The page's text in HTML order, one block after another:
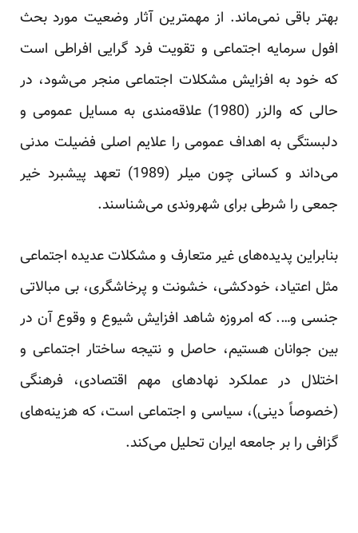
بهتر باقی نمی‌ماند. از مهمترین آثار وضعیت مورد بحث
افول سرمایه اجتماعی و تقویت فرد گرایی افراطی است
که خود به افزایش مشکلات اجتماعی منجر می‌شود، در
حالی که والزر (1980) علاقه‌مندی به مسایل عمومی و
دلبستگی به اهداف عمومی را علایم اصلی فضیلت مدنی
می‌داند و کسانی چون میلر (1989) تعهد پیشبرد خیر
جمعی را شرطی برای شهروندی می‌شناسند.
بنابراین پدیده‌های غیر متعارف و مشکلات عدیده اجتماعی
مثل اعتیاد، خودکشی، خشونت و پرخاشگری، بی مبالاتی
جنسی و…. که امروزه شاهد افزایش شیوع و وقوع آن در
بین جوانان هستیم، حاصل و نتیجه ساختار اجتماعی و
اختلال در عملکرد نهادهای مهم اقتصادی، فرهنگی
(خصوصاً دینی)، سیاسی و اجتماعی است، که هزینه‌های
گزافی را بر جامعه ایران تحلیل می‌کند.